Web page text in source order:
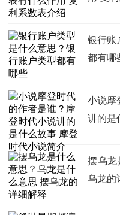
银行账
都有哪
小说摩
讲的是
摆乌龙
乌龙的